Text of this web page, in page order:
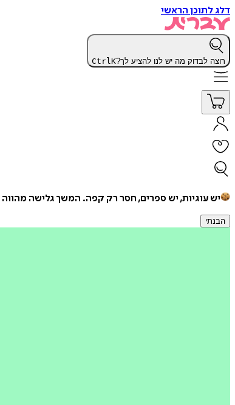
דלג לתוכן הראשי
רוצה לבדוק מה יש לנו להציע לך? CtrlK
יש עוגיות, יש ספרים, חסר רק קפה. המשך גלישה מהווה
הבנתי